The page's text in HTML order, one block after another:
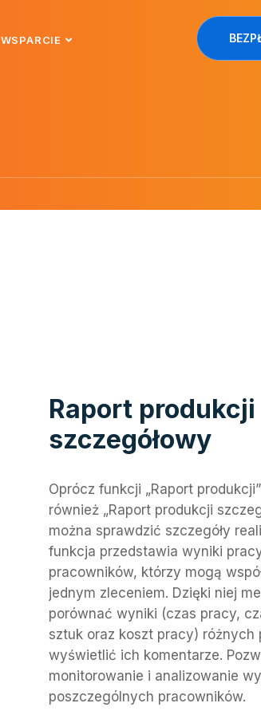
WSPARCIE
Raport produkcji
szczegółowy
Oprócz funkcji „Raport
również „Raport produkcji
można sprawdzić szczegóły
funkcja przedstawia wyniki
pracowników, którzy mogą
jednym zleceniem. Dzięki niej
porównać wyniki (czas pracy,
sztuk oraz koszt pracy) różnych
wyświetlić ich komentarze.
monitorowanie i analizowanie
poszczególnych pracowników.